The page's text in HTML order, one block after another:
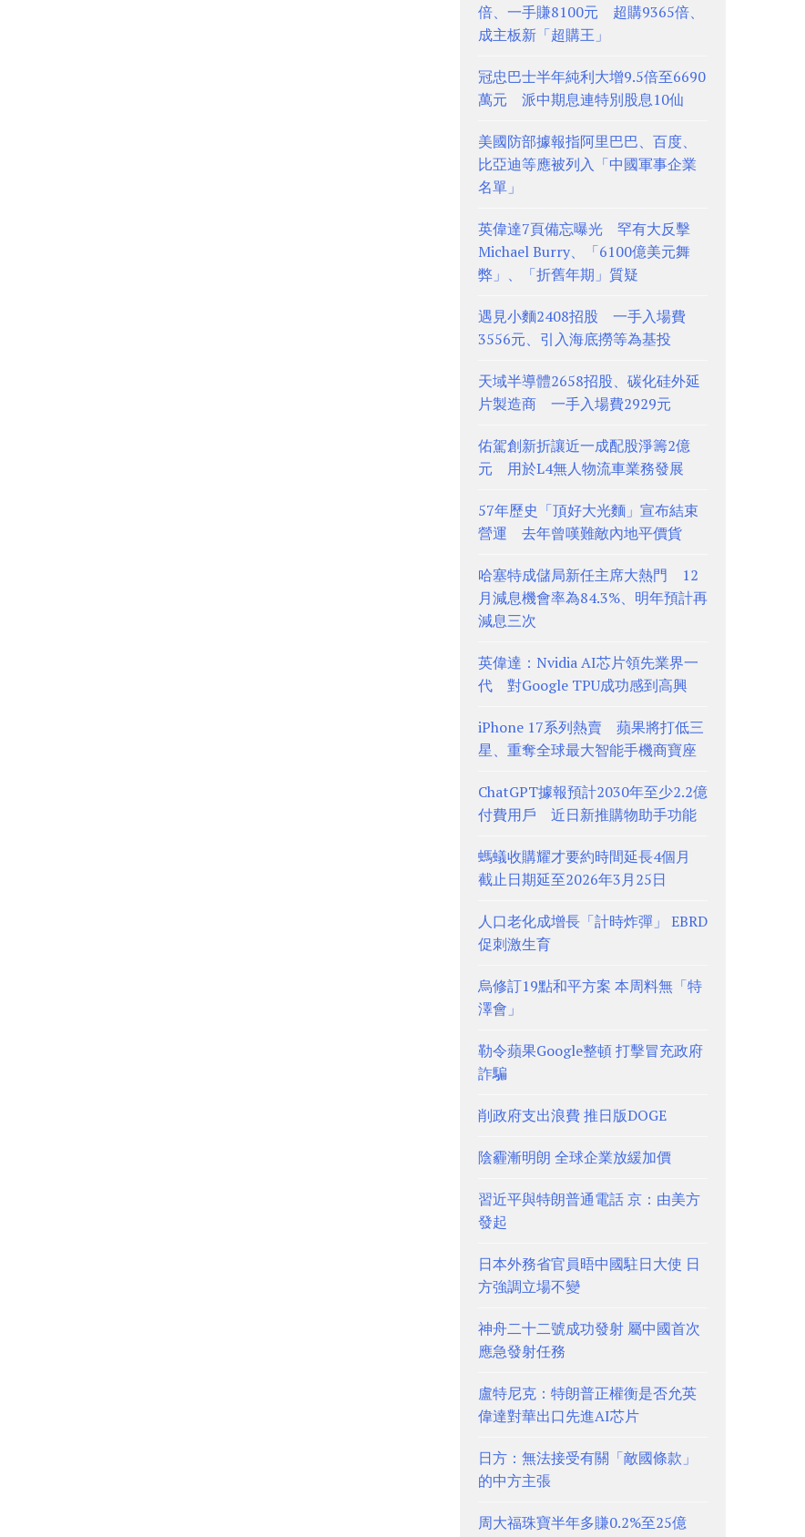
倍、一手賺8100元 超購9365倍、
成主板新「超購王」
冠忠巴士半年純利大增9.5倍至6690
萬元 派中期息連特別股息10仙
美國防部據報指阿里巴巴、百度、
比亞迪等應被列入「中國軍事企業
名單」
英偉達7頁備忘曝光 罕有大反擊
Michael Burry、「6100億美元舞
弊」、「折舊年期」質疑
遇見小麵2408招股 一手入場費
3556元、引入海底撈等為基投
天域半導體2658招股、碳化硅外延
片製造商 一手入場費2929元
佑駕創新折讓近一成配股淨籌2億
元 用於L4無人物流車業務發展
57年歷史「頂好大光麵」宣布結束
營運 去年曾嘆難敵內地平價貨
哈塞特成儲局新任主席大熱門 12
月減息機會率為84.3%、明年預計再
減息三次
英偉達：Nvidia AI芯片領先業界一
代 對Google TPU成功感到高興
iPhone 17系列熱賣 蘋果將打低三
星、重奪全球最大智能手機商寶座
ChatGPT據報預計2030年至少2.2億
付費用戶 近日新推購物助手功能
螞蟻收購耀才要約時間延長4個月
截止日期延至2026年3月25日
人口老化成增長「計時炸彈」 EBRD
促刺激生育
烏修訂19點和平方案 本周料無「特
澤會」
勒令蘋果Google整頓 打擊冒充政府
詐騙
削政府支出浪費 推日版DOGE
陰霾漸明朗 全球企業放緩加價
習近平與特朗普通電話 京：由美方
發起
日本外務省官員晤中國駐日大使 日
方強調立場不變
神舟二十二號成功發射 屬中國首次
應急發射任務
盧特尼克：特朗普正權衡是否允英
偉達對華出口先進AI芯片
日方：無法接受有關「敵國條款」
的中方主張
周大福珠寶半年多賺0.2%至25億